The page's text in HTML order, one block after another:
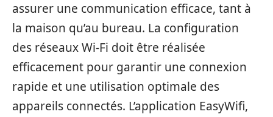
assurer une communication efficace, tant à
la maison qu’au bureau. La configuration
des réseaux Wi-Fi doit être réalisée
efficacement pour garantir une connexion
rapide et une utilisation optimale des
appareils connectés. L’application EasyWifi,